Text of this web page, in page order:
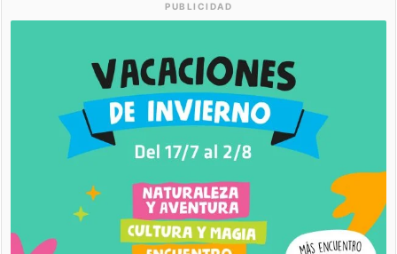
PUBLICIDAD